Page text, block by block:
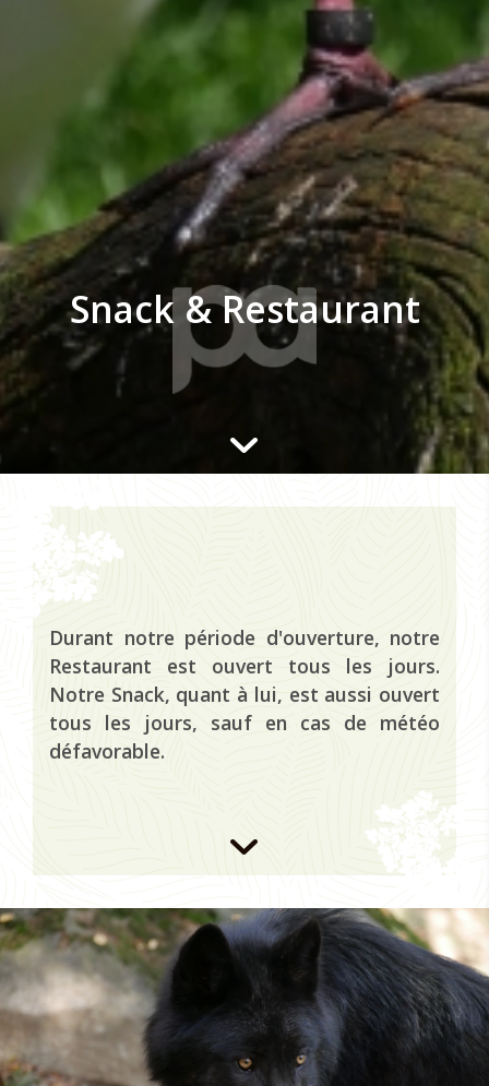
Snack & Restaurant
Durant notre période d'ouverture, notre
Restaurant est ouvert tous les jours.
Notre Snack, quant à lui, est aussi ouvert
tous les jours, sauf en cas de météo
défavorable.